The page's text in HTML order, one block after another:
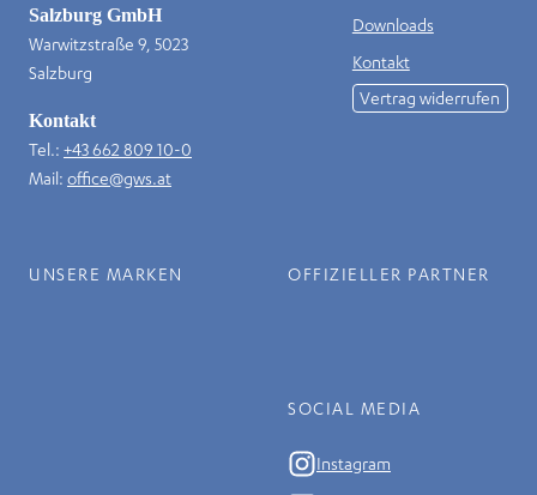
Salzburg GmbH
Warwitzstraße 9, 5023
Salzburg
Kontakt
Tel.: +43 662 809 10-0
Mail: office@gws.at
Downloads
Kontakt
Vertrag widerrufen
UNSERE MARKEN OFFIZIELLER PARTNER
SOCIAL MEDIA
Instagram